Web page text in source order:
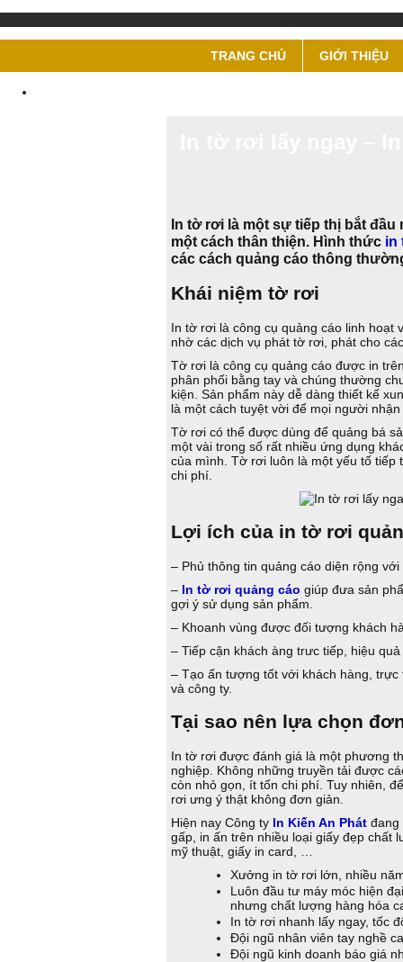
TRANG CHỦ GIỚI THIỆU
In tờ rơi là một sự tiếp thị bắt
một cách thân thiện. Hình thức in
các cách quảng cáo thông
Khái niệm tờ rơi
In tờ rơi là công cụ quảng cáo linh hoạt
nhờ các dịch vụ phát tờ rơi, phát cho
Tờ rơi là công cụ quảng cáo được in
phân phối bằng tay và chúng thường
kiện. Sản phẩm này dễ dàng thiết kế
là một cách tuyệt vời để mọi người
Tờ rơi có thể được dùng để quảng bá
một vài trong số rất nhiều ứng dụng
của mình. Tờ rơi luôn là một yếu tố tiếp
chi phí.
Lợi ích của in tờ rơi
– Phủ thông tin quảng cáo diện rộng
– In tờ rơi quảng cáo giúp đưa sản
gợi ý sử dụng sản phẩm.
– Khoanh vùng được đối tượng khách
– Tiếp cận khách àng trưc tiếp, hiệu
– Tạo ấn tượng tốt với khách hàng,
và công ty.
Tại sao nên lựa chọn
In tờ rơi được đánh giá là một phương
nghiệp. Không những truyền tải được
còn nhỏ gọn, ít tốn chi phí. Tuy nhiên,
rơi ưng ý thật không đơn giản.
Hiện nay Công ty In Kiến An Phát đang
gấp, in ấn trên nhiều loại giấy đẹp chất
mỹ thuật, giấy in card, …
Xưởng in tờ rơi lớn, nhiều
Luôn đầu tư máy móc hiện
nhưng chất lượng hàng hóa
In tờ rơi nhanh lấy ngay, tốc
Đội ngũ nhân viên tay nghề
Đội ngũ kinh doanh báo giá